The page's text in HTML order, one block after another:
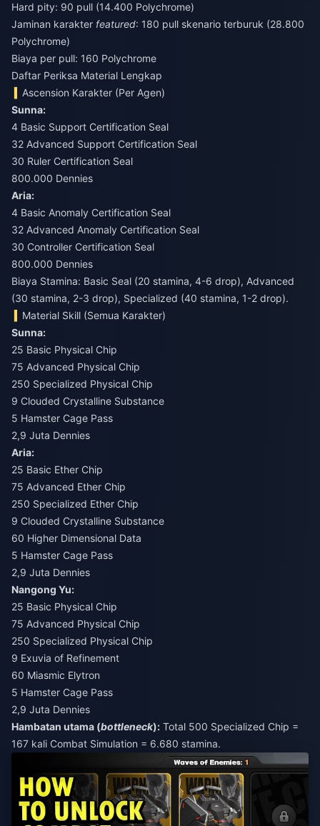
Hard pity: 90 pull (14.400 Polychrome)
Jaminan karakter featured: 180 pull skenario terburuk (28.800
Polychrome)
Biaya per pull: 160 Polychrome
Daftar Periksa Material Lengkap
Ascension Karakter (Per Agen)
Sunna:
4 Basic Support Certification Seal
32 Advanced Support Certification Seal
30 Ruler Certification Seal
800.000 Dennies
Aria:
4 Basic Anomaly Certification Seal
32 Advanced Anomaly Certification Seal
30 Controller Certification Seal
800.000 Dennies
Biaya Stamina: Basic Seal (20 stamina, 4-6 drop), Advanced
(30 stamina, 2-3 drop), Specialized (40 stamina, 1-2 drop).
Material Skill (Semua Karakter)
Sunna:
25 Basic Physical Chip
75 Advanced Physical Chip
250 Specialized Physical Chip
9 Clouded Crystalline Substance
5 Hamster Cage Pass
2,9 Juta Dennies
Aria:
25 Basic Ether Chip
75 Advanced Ether Chip
250 Specialized Ether Chip
9 Clouded Crystalline Substance
60 Higher Dimensional Data
5 Hamster Cage Pass
2,9 Juta Dennies
Nangong Yu:
25 Basic Physical Chip
75 Advanced Physical Chip
250 Specialized Physical Chip
9 Exuvia of Refinement
60 Miasmic Elytron
5 Hamster Cage Pass
2,9 Juta Dennies
Hambatan utama (bottleneck): Total 500 Specialized Chip =
167 kali Combat Simulation = 6.680 stamina.